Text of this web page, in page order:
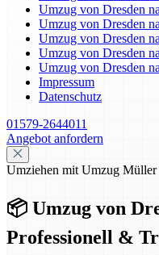
Umzug von Dresden
Umzug von Dresden
Umzug von Dresden
Umzug von Dresden
Umzug von Dresden
Impressum
Datenschutz
01579-2644011
Angebot anfordern
Umziehen mit Umzug Müller
📦 Umzug von
Professionell &